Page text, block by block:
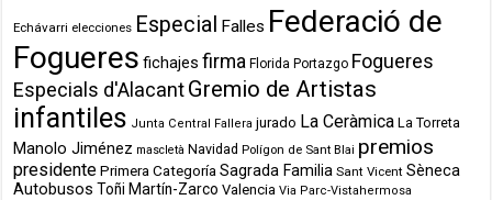
Echávarri elecciones Especial Falles Federació de
Fogueres fichajes firma Florida Portazgo Fogueres
Especials d'AlacantGremio de Artistas
infantiles Junta Central Fallera jurado La Ceràmica La Torreta
Manolo Jiménez mascletà Navidad Polígon de Sant Blai premios
presidente Primera Categoría Sagrada Familia Sant Vicent Sèneca
Autobusos Toñi Martín-Zarco Valencia Via Parc-Vistahermosa